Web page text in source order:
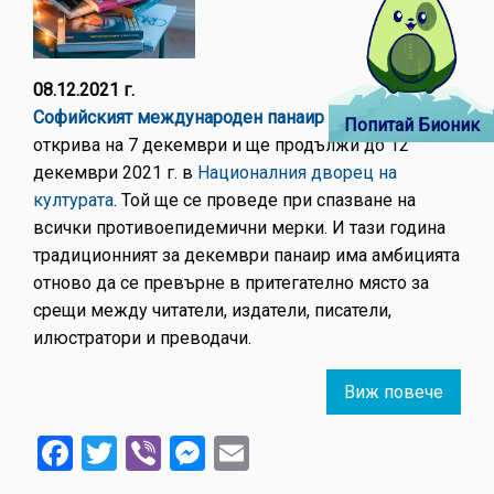
08.12.2021 г.
Софийският международен панаир на книгата се
открива на 7 декември и ще продължи до 12
декември 2021 г. в Националния дворец на
културата. Той ще се проведе при спазване на
всички противоепидемични мерки. И тази година
традиционният за декември панаир има амбицията
отново да се превърне в притегателно място за
срещи между читатели, издатели, писатели,
илюстратори и преводачи.
Виж повече
48-
Facebook
Twitter
ViberMessenger
Попитай Бионик